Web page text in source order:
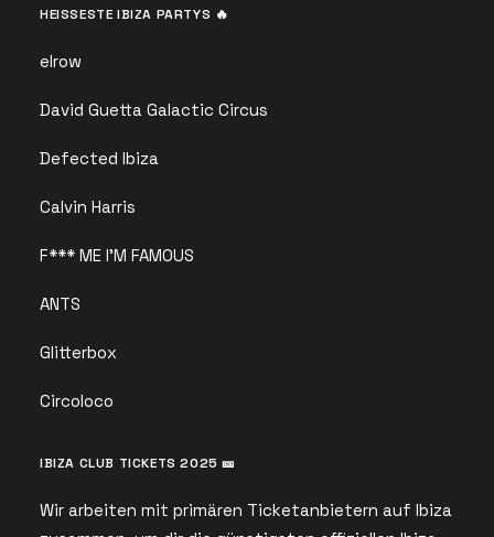
HEISSESTE IBIZA PARTYS 🔥
elrow
David Guetta Galactic Circus
Defected Ibiza
Calvin Harris
F*** ME I’M FAMOUS
ANTS
Glitterbox
Circoloco
IBIZA CLUB TICKETS 2025 🎫
Wir arbeiten mit primären Ticketanbietern auf Ibiza